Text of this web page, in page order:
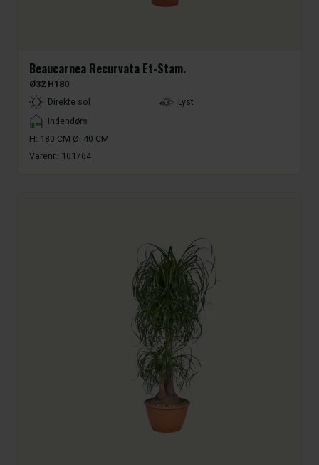
Beaucarnea Recurvata Et-Stam.
Ø32 H180
LightTypeDirekte sol
Lyst
Placement
Indendørs
H: 180 CM Ø: 40 CM
Varenr.: 101764